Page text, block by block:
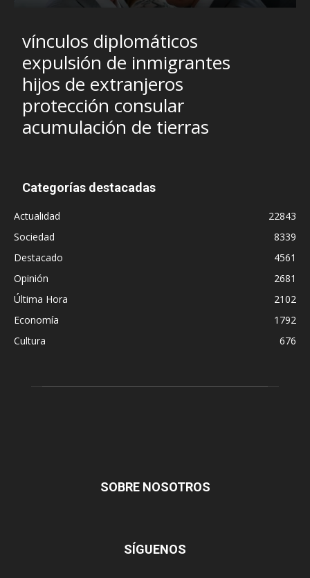
vínculos diplomáticos
expulsión de inmigrantes
hijos de extranjeros
protección consular
acumulación de tierras
Categorías destacadas
Actualidad
22843
Sociedad
8339
Destacado
4561
Opinión
2681
Última Hora
2102
Economía
1792
Cultura
676
SOBRE NOSOTROS
SÍGUENOS